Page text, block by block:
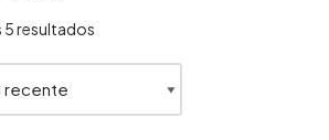
resultados